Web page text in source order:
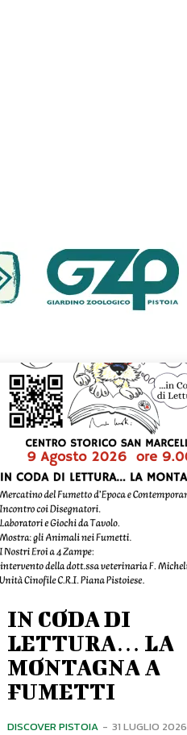
IN CODA DI
LETTURA… LA
MONTAGNA A
FUMETTI
DISCOVER PISTOIA - 31 LUGLIO 2026